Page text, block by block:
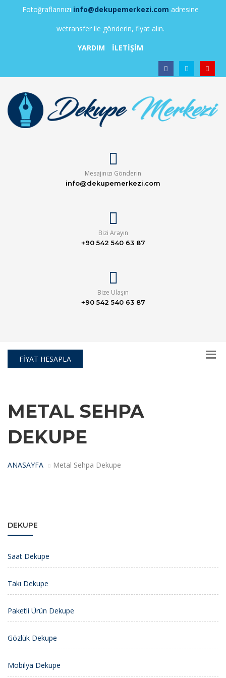
Fotoğraflarınızı info@dekupemerkezi.com adresine
wetransfer ile gönderin, fiyat alın.
YARDIM
İLETİŞİM
Mesajınızı Gönderin
info@dekupemerkezi.com
Bizi Arayın
+90 542 540 63 87
Bize Ulaşın
+90 542 540 63 87
FİYAT HESAPLA
METAL SEHPA
DEKUPE
ANASAYFA Metal Sehpa Dekupe
DEKUPE
Saat Dekupe
Takı Dekupe
Paketli Ürün Dekupe
Gözlük Dekupe
Mobilya Dekupe